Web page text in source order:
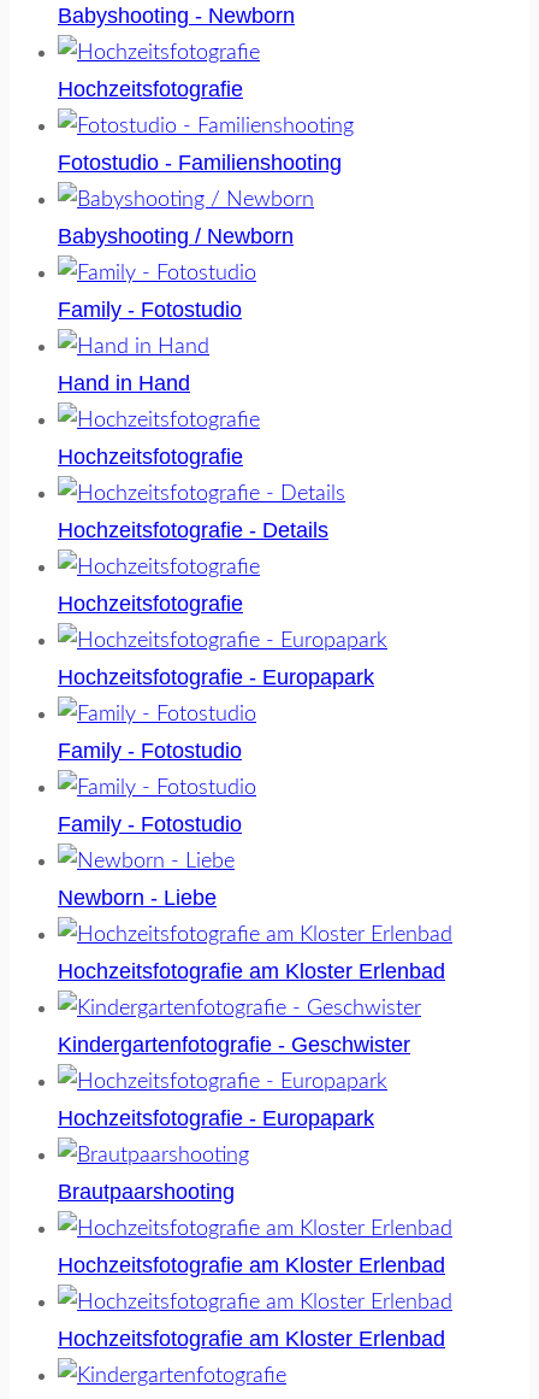
Babyshooting - Newborn
Hochzeitsfotografie
Fotostudio - Familienshooting
Babyshooting / Newborn
Family - Fotostudio
Hand in Hand
Hochzeitsfotografie
Hochzeitsfotografie - Details
Hochzeitsfotografie
Hochzeitsfotografie - Europapark
Family - Fotostudio
Family - Fotostudio
Newborn - Liebe
Hochzeitsfotografie am Kloster Erlenbad
Kindergartenfotografie - Geschwister
Hochzeitsfotografie - Europapark
Brautpaarshooting
Hochzeitsfotografie am Kloster Erlenbad
Hochzeitsfotografie am Kloster Erlenbad